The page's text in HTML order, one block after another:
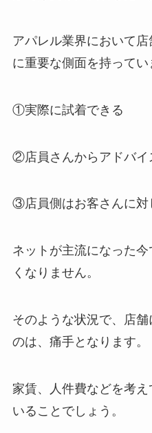
アパレル業界において
に重要な側面を持ってい
①実際に試着できる
②店員さんからアドバイ
③店員側はお客さんに対
ネットが主流になった
くなりません。
そのような状況で、店
のは、痛手となります。
家賃、人件費などを考
いることでしょう。